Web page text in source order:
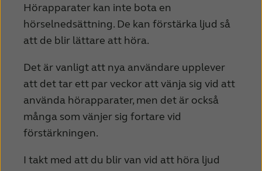
Hörapparater kan inte bota en
hörselnedsättning. De kan förstärka ljud så
att de blir lättare att höra.
Det är vanligt att nya användare upplever
att det tar ett par veckor att vänja sig vid att
använda hörapparater, men det är också
många som vänjer sig fortare vid
förstärkningen.
I takt med att du blir van vid att höra ljud